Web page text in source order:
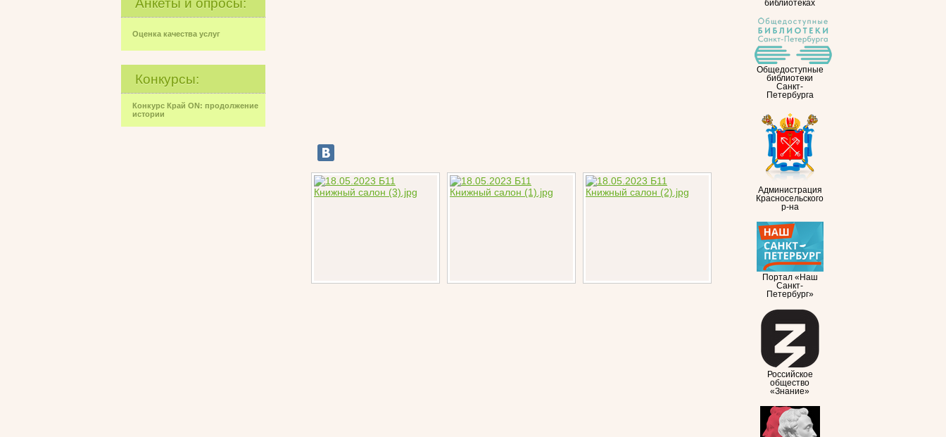
Анкеты и опросы:
Оценка качества услуг
Конкурсы:
Конкурс Край ON: продолжение
истории
библиотеках
Общедоступные
библиотеки
Санкт-
Петербурга
Администрация
Красносельского
р-на
Портал «Наш
Санкт-
Петербург»
Российское
общество
«Знание»